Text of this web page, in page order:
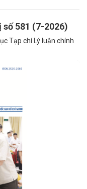
581 (7-2026)
Tạp chí Lý luận chính